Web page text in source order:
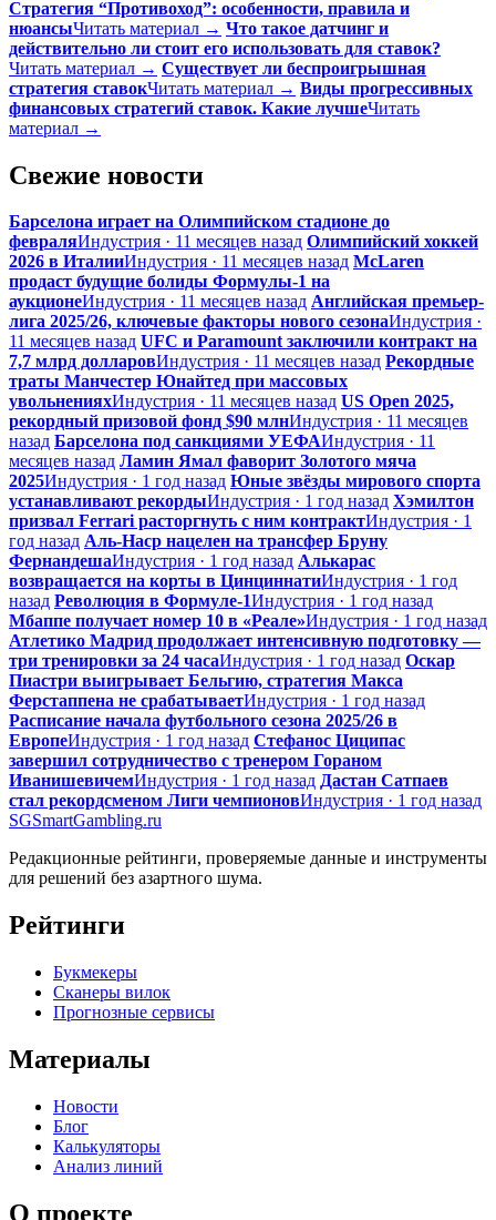
Стратегия “Противоход”: особенности, правила и
нюансыЧитать материал → Что такое датчинг и
действительно ли стоит его использовать для ставок?
Читать материал → Существует ли беспроигрышная
стратегия ставокЧитать материал → Виды прогрессивных
финансовых стратегий ставок. Какие лучшеЧитать
материал →
Свежие новости
Барселона играет на Олимпийском стадионе до
февраляИндустрия · 11 месяцев назад Олимпийский хоккей
2026 в ИталииИндустрия · 11 месяцев назад McLaren
продаст будущие болиды Формулы-1 на
аукционеИндустрия · 11 месяцев назад Английская премьер-
лига 2025/26, ключевые факторы нового сезонаИндустрия ·
11 месяцев назад UFC и Paramount заключили контракт на
7,7 млрд долларовИндустрия · 11 месяцев назад Рекордные
траты Манчестер Юнайтед при массовых
увольненияхИндустрия · 11 месяцев назад US Open 2025,
рекордный призовой фонд $90 млнИндустрия · 11 месяцев
назад Барселона под санкциями УЕФАИндустрия · 11
месяцев назад Ламин Ямал фаворит Золотого мяча
2025Индустрия · 1 год назад Юные звёзды мирового спорта
устанавливают рекордыИндустрия · 1 год назад Хэмилтон
призвал Ferrari расторгнуть с ним контрактИндустрия · 1
год назад Аль-Наср нацелен на трансфер Бруну
ФернандешаИндустрия · 1 год назад Алькарас
возвращается на корты в ЦинциннатиИндустрия · 1 год
назад Революция в Формуле-1Индустрия · 1 год назад
Мбаппе получает номер 10 в «Реале»Индустрия · 1 год назад
Атлетико Мадрид продолжает интенсивную подготовку —
три тренировки за 24 часаИндустрия · 1 год назад Оскар
Пиастри выигрывает Бельгию, стратегия Макса
Ферстаппена не срабатываетИндустрия · 1 год назад
Расписание начала футбольного сезона 2025/26 в
ЕвропеИндустрия · 1 год назад Стефанос Циципас
завершил сотрудничество с тренером Гораном
ИванишевичемИндустрия · 1 год назад Дастан Сатпаев
стал рекордсменом Лиги чемпионовИндустрия · 1 год назад
SGSmartGambling.ru
Редакционные рейтинги, проверяемые данные и инструменты
для решений без азартного шума.
Рейтинги
Букмекеры
Сканеры вилок
Прогнозные сервисы
Материалы
Новости
Блог
Калькуляторы
Анализ линий
О проекте